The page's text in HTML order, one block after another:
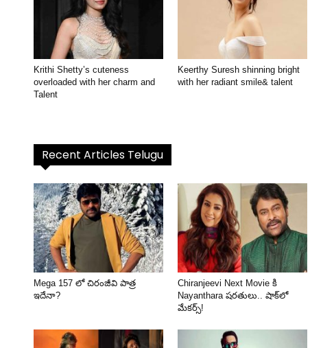
Krithi Shetty’s cuteness
overloaded with her charm and
Talent
Keerthy Suresh shinning bright
with her radiant smile& talent
Recent Articles Telugu
Mega 157 లో చిరంజీవి పాత్ర
ఇదేనా?
Chiranjeevi Next Movie కి
Nayanthara షరతులు.. షాక్‌లో
మేకర్స్!